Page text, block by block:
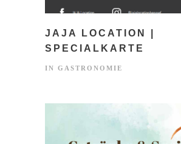
JAJA LOCATION |
SPECIALKARTE
IN GASTRONOMIE